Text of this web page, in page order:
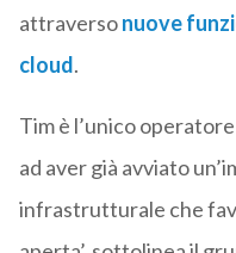
attraversonuove
cloud.
Tim è l’unico
ad aver già avviato
infrastrutturale che